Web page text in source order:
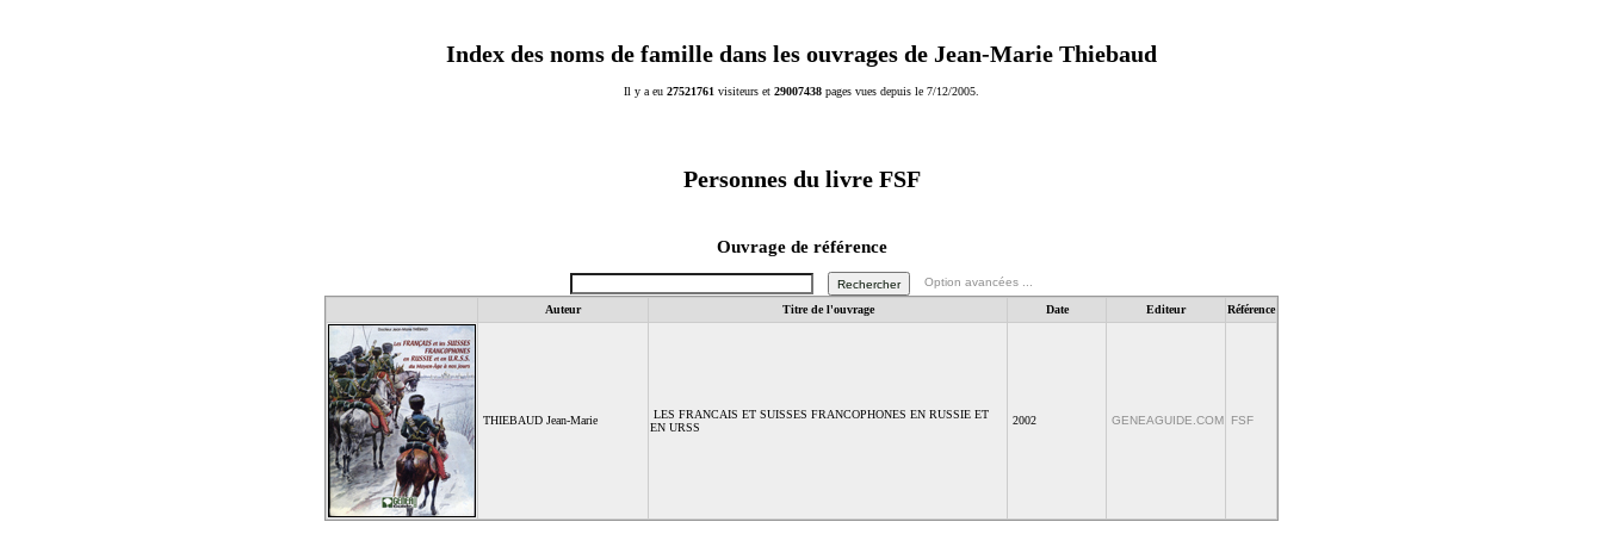
Index des noms de famille dans les ouvrages de Jean-Marie Thiebaud
Il y a eu 27521761 visiteurs et 29007438 pages vues depuis le 7/12/2005.
Personnes du livre FSF
Ouvrage de référence
Option avancées ...
Auteur Titre de l'ouvrage Date Editeur Référence
THIEBAUD Jean-Marie
LES FRANCAIS ET SUISSES FRANCOPHONES EN RUSSIE ET
EN URSS
2002 GENEAGUIDE.COM FSF